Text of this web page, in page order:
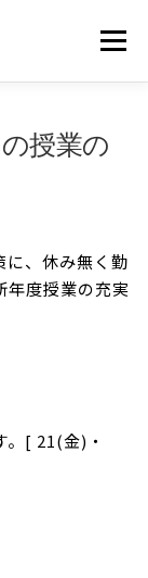
メニュー
授業の
に、休み無く勤
年度授業の充実
。[ 21(金)・